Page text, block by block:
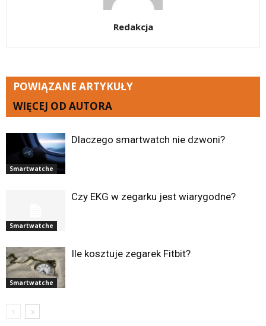
Redakcja
POWIĄZANE ARTYKUŁY
WIĘCEJ OD AUTORA
Smartwatche
Dlaczego smartwatch nie dzwoni?
Smartwatche
Czy EKG w zegarku jest wiarygodne?
Smartwatche
Ile kosztuje zegarek Fitbit?